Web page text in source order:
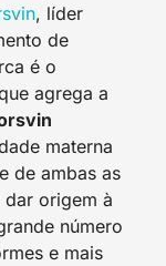
, líder
de
é o
agrega a
materna
de ambas as
dar origem à
número
e mais